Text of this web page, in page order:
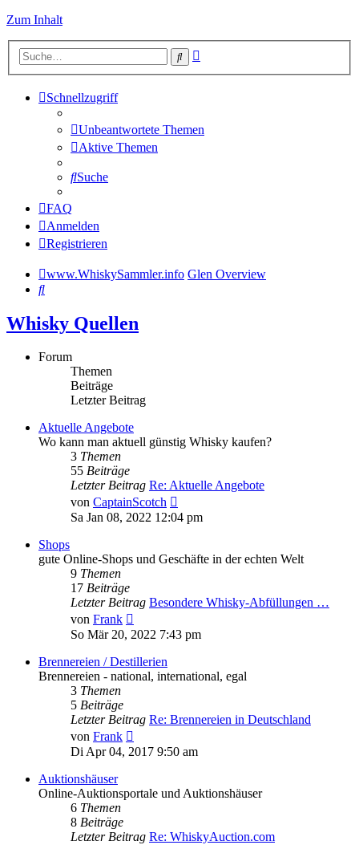
Zum Inhalt
Suche
Schnellzugriff
Unbeantwortete Themen
Aktive Themen
Suche
FAQ
Anmelden
Registrieren
www.WhiskySammler.info Glen Overview
Suche
Whisky Quellen
Forum
Themen
Beiträge
Letzter Beitrag
Aktuelle Angebote
Wo kann man aktuell günstig Whisky kaufen?
3 Themen
55 Beiträge
Letzter Beitrag Re: Aktuelle Angebote
von CaptainScotch
Beitrag
Sa Jan 08, 2022 12:04 pm
Shops
gute Online-Shops und Geschäfte in der echten Welt
9 Themen
17 Beiträge
Letzter Beitrag Besondere Whisky-Abfüllungen …
von Frank
Beitrag
So Mär 20, 2022 7:43 pm
Brennereien / Destillerien
Brennereien - national, international, egal
3 Themen
5 Beiträge
Letzter Beitrag Re: Brennereien in Deutschland
von Frank
Beitrag
Di Apr 04, 2017 9:50 am
Auktionshäuser
Online-Auktionsportale und Auktionshäuser
6 Themen
8 Beiträge
Letzter Beitrag Re: WhiskyAuction.com